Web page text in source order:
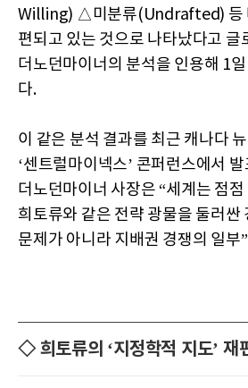
Willing) △미분류(Undrafted) 등
편되고 있는 것으로 나타났다고 글
더노던마이너의 분석을 인용해 1
다.
이 같은 분석 결과를 최근 캐나다
‘센트럴마이넥스’ 콘퍼런스에서
더노던마이너 사장은 “세계는 점
희토류와 같은 전략 광물을 둘러싼
문제가 아니라 지배권 경쟁의 일부
◇ 희토류의 ‘지정학적 지도’